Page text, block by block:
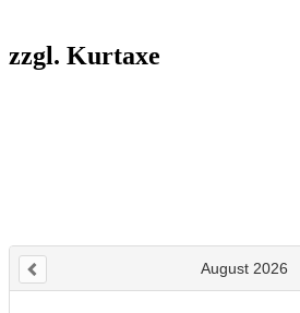
zzgl. Kurtaxe